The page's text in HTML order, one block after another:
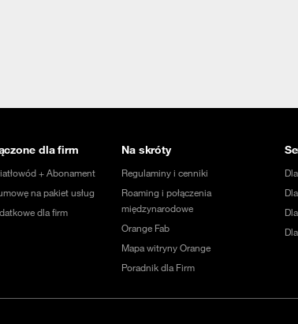
dla firm
+ Abonament
na pakiet usług
dla firm
Na skróty
Regulaminy i cenniki
Roaming i połączenia
międzynarodowe
Orange Fab
Mapa witryny Orange
Poradnik dla Firm